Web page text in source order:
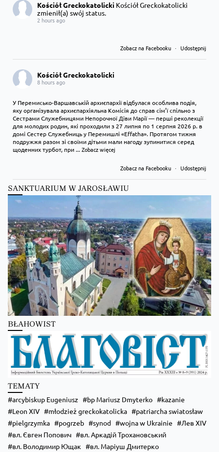
Kościół Greckokatolicki Kościół Greckokatolicki
zmienił(a) swój status.
2 hours ago
Zobacz na Facebooku · Udostępnij
Kościół Greckokatolicki
8 hours ago
У Перемисько-Варшавській архиєпархії відбулася особлива подія,
яку організувала архиєпархіяльна Комісія до справ сім’ї спільно з
Сестрами Служебницями Непорочної Діви Марії — перші реколекції
для молодих родин, які проходили з 27 липня по 1 серпня 2026 р. в
домі Сестер Служебниць у Перемишлі «Effatha». Протягом тижня
подружжя разом зі своїми дітьми мали нагоду зупинитися серед
щоденних турбот, при...Zobacz więcej
Zobacz na Facebooku · Udostępnij
Kościół Greckokatolicki
Преображення Господнє в Лодзі
Zobacz na Facebooku · Udostępnij
SANKTUARIUM W JAROSŁAWIU
BŁAHOWIST
TEMATY
arcybiskup Eugeniusz bp Mariusz Dmyterko
kazanie
Leon XIV
młodzież greckokatolicka
patriarcha swiatosław
pielgrzymka
pogrzeb synod wojna w Ukrainie
Лев XIV
вл. Євген Попович
вл. Аркадій Трохановський
вл. Володимир Ющак
вл. Маріуш Дмитерко